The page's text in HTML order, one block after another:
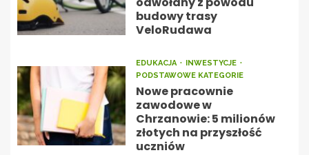
budowy trasy
VeloRudawa
EDUKACJA
INWESTYCJE
PODSTAWOWE KATEGORIE
Nowe pracownie
zawodowe w
Chrzanowie: 5 milionów
złotych na przyszłość
uczniów